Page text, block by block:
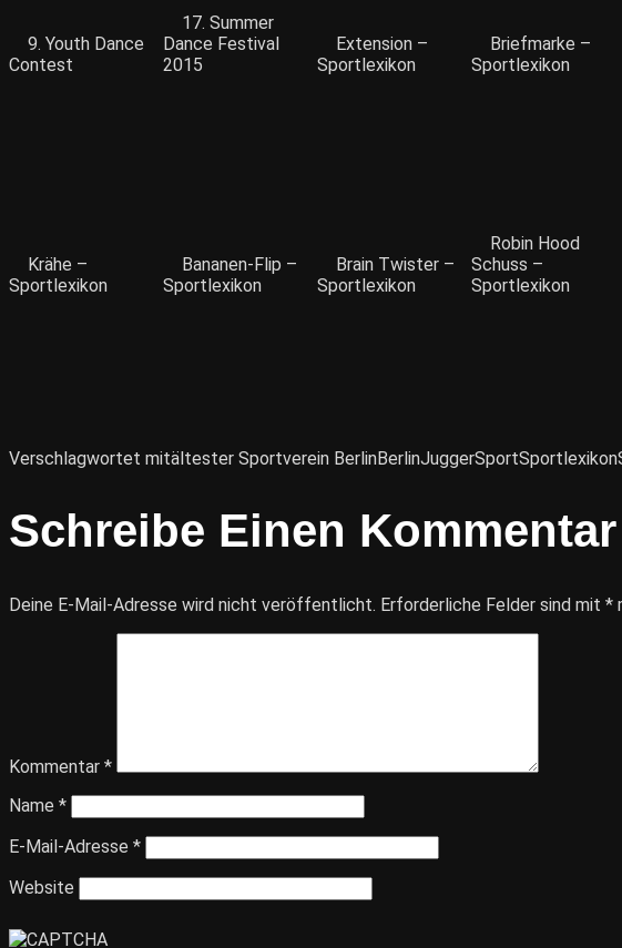
9. Youth Dance
Contest
17. Summer
Dance Festival
2015
Extension –
Sportlexikon
Briefmarke –
Sportlexikon
Krähe –
Sportlexikon
Bananen-Flip –
Sportlexikon
Brain Twister –
Sportlexikon
Robin Hood
Schuss –
Sportlexikon
Verschlagwortet mitältester Sportverein BerlinBerlinJuggerSportSportlexikon
Schreibe Einen Kommentar
Deine E-Mail-Adresse wird nicht veröffentlicht. Erforderliche Felder sind mit *
Kommentar *
Name *
E-Mail-Adresse *
Website